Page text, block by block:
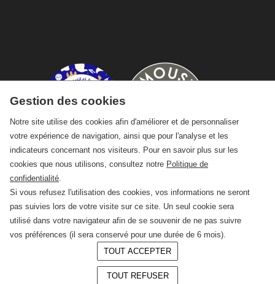
© 2026 —CRAFT Limoges
Gestion des cookies
Notre site utilise des cookies afin d'améliorer et de personnaliser
votre expérience de navigation, ainsi que pour l'analyse et les
indicateurs concernant nos visiteurs. Pour en savoir plus sur les
cookies que nous utilisons, consultez notre Politique de
confidentialité
Si vous refusez l'utilisation des cookies, vos informations ne seront
pas suivies lors de votre visite sur ce site. Un seul cookie sera
utilisé dans votre navigateur afin de se souvenir de ne pas suivre
vos préférences (il sera conservé pour une durée de 6 mois).
TOUT ACCEPTER
TOUT REFUSER